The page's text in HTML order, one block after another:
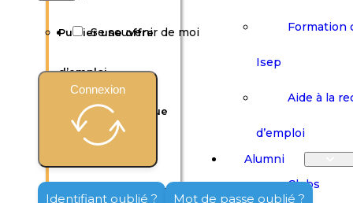
Publier une offre
d’emploi
Formation continue
Aide à la recherche
Formation
Isep
Aide à la
d’emploi
Alumni
Clubs
Se souvenir de moi
Connexion
Identifiant oublié ? Mot de passe oublié ?